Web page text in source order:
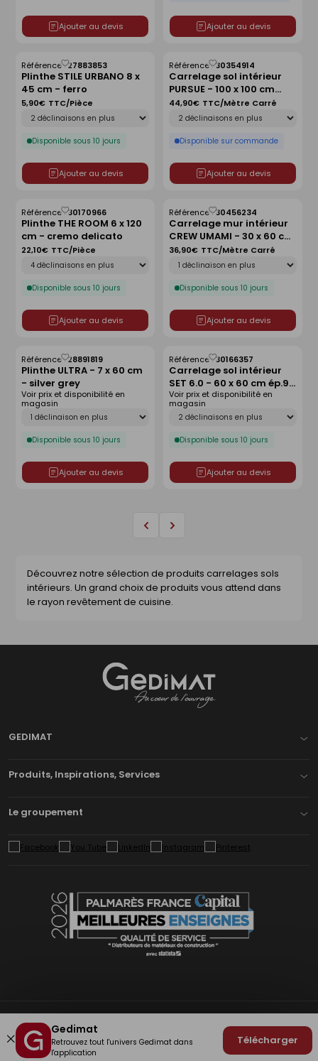
Ajouter au devis Ajouter au devis
Plinthe STILE URBANO 8 x
45 cm - ferro
Référence :27883853
Disponible sous 10 jours
5,90€ TTC/Pièce
Ajouter au devis
Enregistrer
comme
liste
Carrelage sol intérieur
PURSUE - 100 x 100 cm
ép.10mm - greige
Référence :30354914
Disponible sur commande
44,90€ TTC/Mètre Carré
Ajouter au devis
Enregistrer
comme
liste
Plinthe THE ROOM 6 x 120
cm - cremo delicato
Référence :30170966
Disponible sous 10 jours
22,10€ TTC/Pièce
Ajouter au devis
Enregistrer
comme
liste
Carrelage mur intérieur
CREW UMAMI - 30 x 60 cm
ép.10mm - almond
Référence :30456234
Disponible sous 10 jours
36,90€ TTC/Mètre Carré
Ajouter au devis
Enregistrer
comme
liste
Plinthe ULTRA - 7 x 60 cm
- silver grey
Référence :28891819
Déclinaison
Disponible sous 10 jours
Voir prix et disponibilité en
magasin
Ajouter au devis
Enregistrer
comme
liste
Carrelage sol intérieur
SET 6.0 - 60 x 60 cm ép.9
mm - white
Référence :30166357
Déclinaison
Disponible sous 10 jours
Voir prix et disponibilité en
magasin
Ajouter au devis
Enregistrer
comme
liste
Page
Page
Découvrez notre sélection de produits carrelages sols
intérieurs. Un grand choix de produits vous attend dans
le rayon revêtement de cuisine.
GEDIMAT
Produits, Inspirations, Services
Le groupement
Plan du siteMentions légales
Déclaration d'accessibilité
Gestion des cookies
Fermer
Gedimat
Retrouvez tout l'univers Gedimat dans
l'application
Télécharger